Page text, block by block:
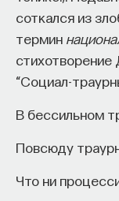
соткался из
термин
стихотворение
“Социал-
В бессильном
Повсюду
Что ни
Эта довольно
Присёлкова к
о том, что
написано еще в
временных
основной